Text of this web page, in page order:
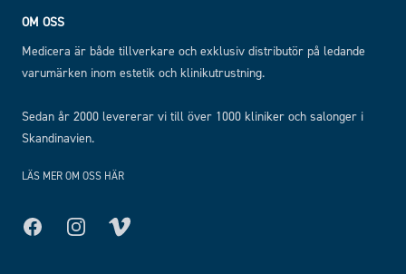
OM OSS
Medicera är både tillverkare och exklusiv distributör på ledande
varumärken inom estetik och klinikutrustning.
Sedan år 2000 levererar vi till över 1000 kliniker och salonger i
Skandinavien.
LÄS MER OM OSS HÄR
FacebookInstagram